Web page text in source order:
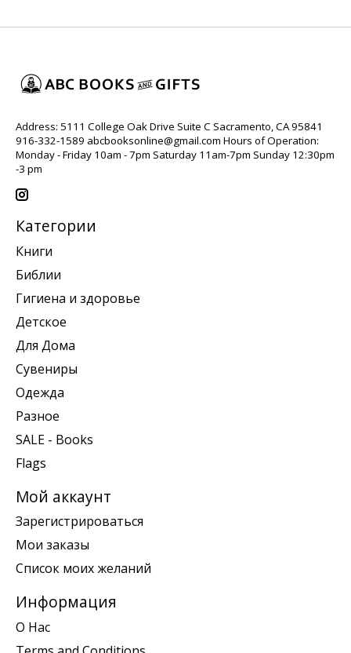
Address: 5111 College Oak Drive Suite C Sacramento, CA 95841
916-332-1589 abcbooksonline@gmail.com Hours of Operation:
Monday - Friday 10am - 7pm Saturday 11am-7pm Sunday 12:30pm
-3 pm
Категории
Книги
Библии
Гигиена и здоровье
Детское
Для Дома
Сувениры
Одежда
Разное
SALE - Books
Flags
Мой аккаунт
Зарегистрироваться
Мои заказы
Список моих желаний
Информация
О Нас